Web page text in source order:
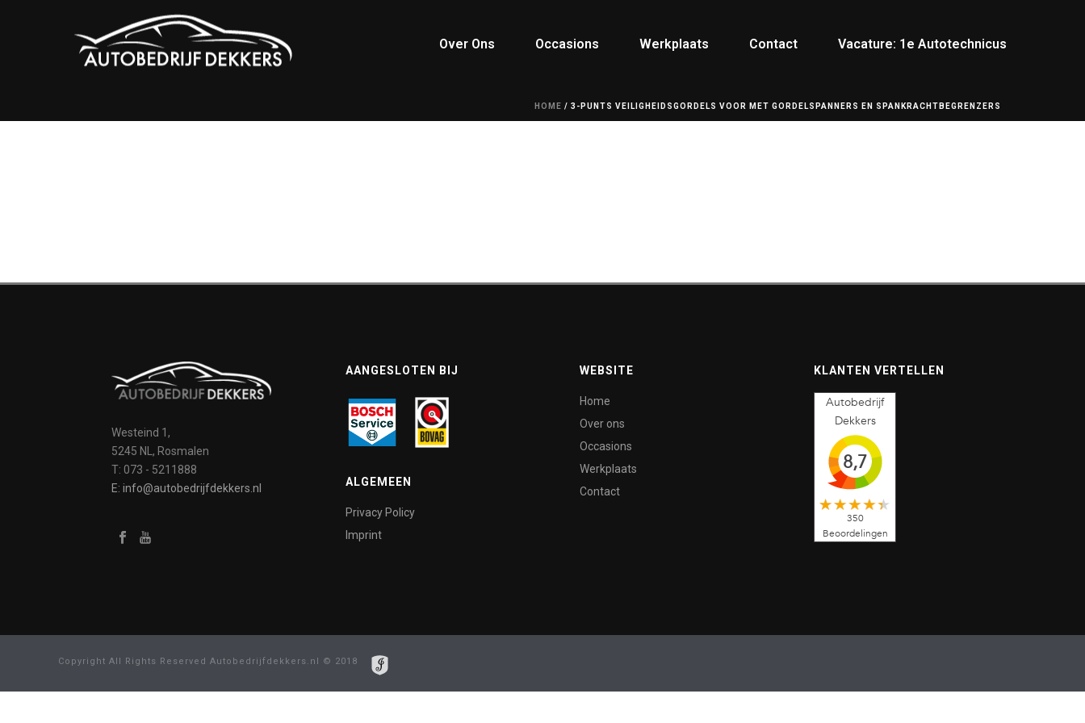
Over Ons Occasions Werkplaats Contact Vacature: 1e Autotechnicus
HOME / 3-PUNTS VEILIGHEIDSGORDELS VOOR MET GORDELSPANNERS EN SPANKRACHTBEGRENZERS
Westeind 1,
5245 NL, Rosmalen
T: 073 - 5211888
E: info@autobedrijfdekkers.nl
AANGESLOTEN BIJ
ALGEMEEN
Privacy Policy
Imprint
WEBSITE
Home
Over ons
Occasions
Werkplaats
Contact
KLANTEN VERTELLEN
Autobedrijf
Dekkers
8,7
350
Beoordelingen
Copyright All Rights Reserved Autobedrijfdekkers.nl © 2018